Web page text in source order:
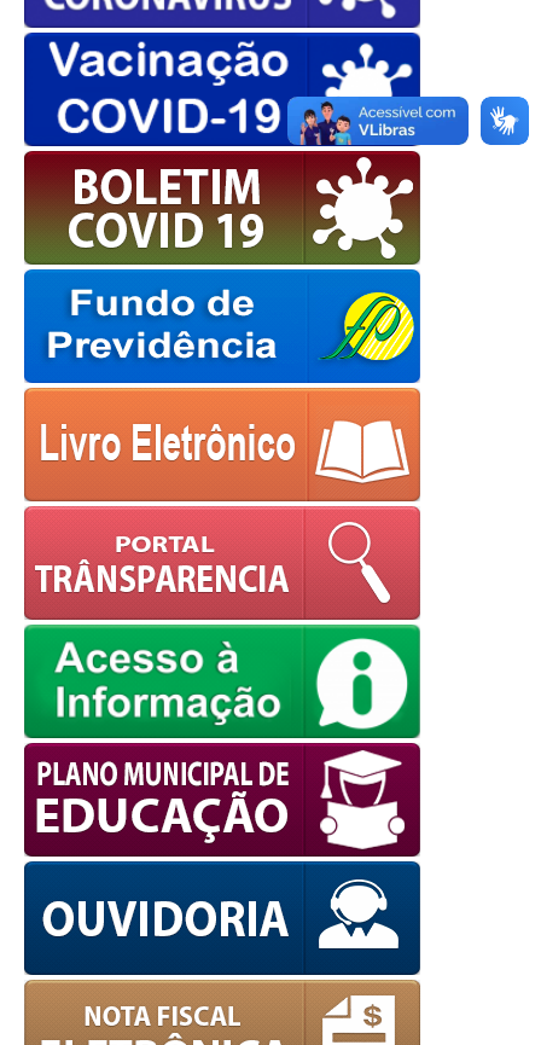
OK
European Commission |
Cookies Policy